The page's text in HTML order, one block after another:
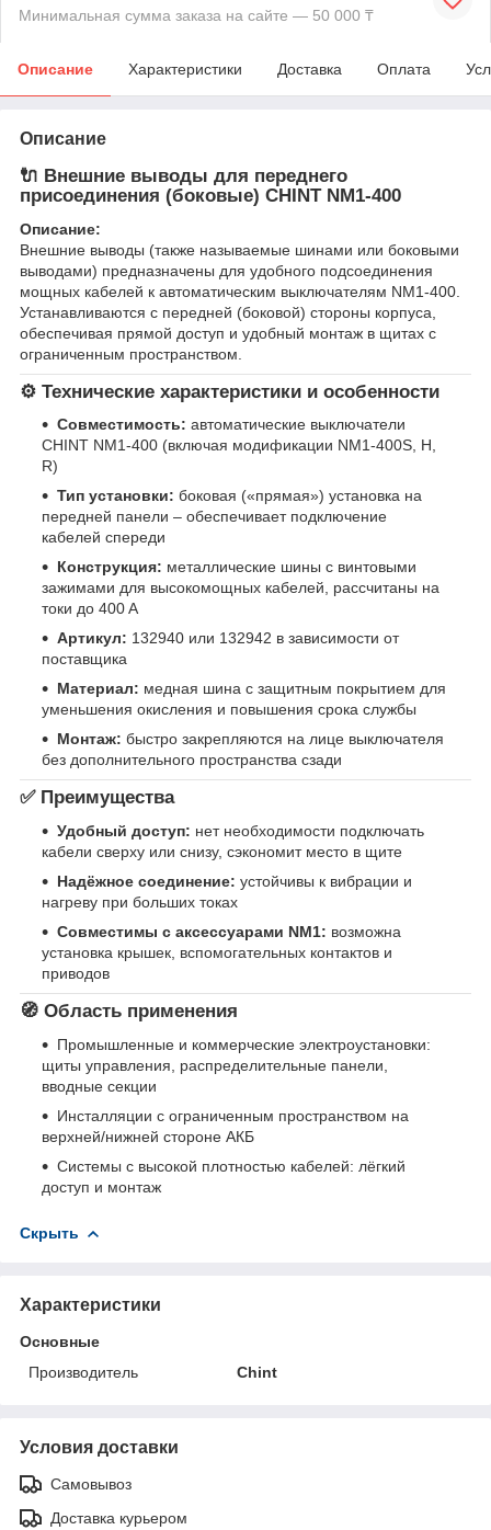
Минимальная сумма заказа на сайте — 50 000 ₸
Описание Характеристики Доставка Оплата
Описание
🔌 Внешние выводы для переднего
присоединения (боковые) CHINT NM1‑400
Описание:
Внешние выводы (также называемые шинами или боковыми
выводами) предназначены для удобного подсоединения
мощных кабелей к автоматическим выключателям NM1‑400.
Устанавливаются с передней (боковой) стороны корпуса,
обеспечивая прямой доступ и удобный монтаж в щитах с
ограниченным пространством.
⚙️ Технические характеристики и особенности
Совместимость: автоматические выключатели
CHINT NM1‑400 (включая модификации NM1‑400S, H,
R)
Тип установки: боковая («прямая») установка на
передней панели – обеспечивает подключение
кабелей спереди
Конструкция: металлические шины с винтовыми
зажимами для высокомощных кабелей, рассчитаны на
токи до 400 A
Артикул: 132940 или 132942 в зависимости от
поставщика
Материал: медная шина с защитным покрытием для
уменьшения окисления и повышения срока службы
Монтаж: быстро закрепляются на лице выключателя
без дополнительного пространства сзади
✅ Преимущества
Удобный доступ: нет необходимости подключать
кабели сверху или снизу, сэкономит место в щите
Надёжное соединение: устойчивы к вибрации и
нагреву при больших токах
Совместимы с аксессуарами NM1: возможна
установка крышек, вспомогательных контактов и
приводов
🧭 Область применения
Промышленные и коммерческие электроустановки:
щиты управления, распределительные панели,
вводные секции
Инсталляции с ограниченным пространством на
верхней/нижней стороне АКБ
Системы с высокой плотностью кабелей: лёгкий
доступ и монтаж
Скрыть
Характеристики
Основные
Производитель
Chint
Условия доставки
Самовывоз
Доставка курьером